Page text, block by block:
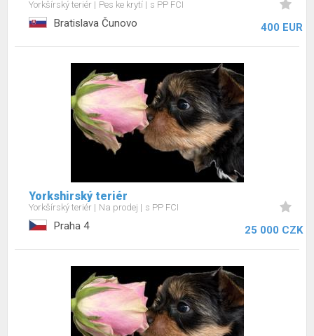
Yorkšírský teriér Pes ke krytí s PP FCI
Bratislava Čunovo 400 EUR
Yorkshirský teriér
Yorkšírský teriér Na prodej s PP FCI
Praha 4 25 000 CZK